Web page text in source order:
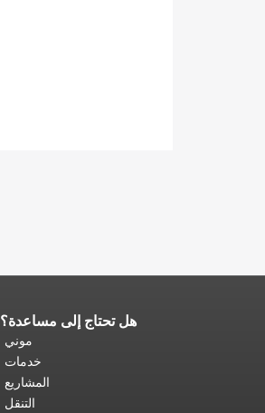
هل تحتاج إلى مساعدة؟
موني
خدمات
المشاريع
التنقل